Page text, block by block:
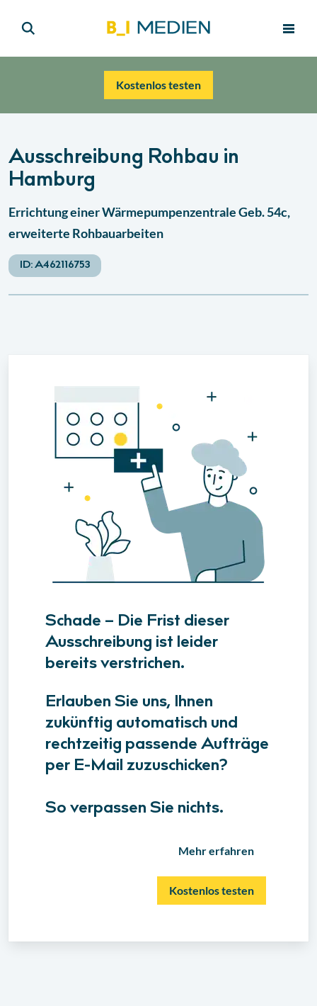
Kostenlos testen
Ausschreibung Rohbau in
Hamburg
Errichtung einer Wärmepumpenzentrale Geb. 54c,
erweiterte Rohbauarbeiten
ID:A462116753
Schade – Die Frist dieser
Ausschreibung ist leider
bereits verstrichen.
Erlauben Sie uns, Ihnen
zukünftig automatisch und
rechtzeitig passende Aufträge
per E-Mail zuzuschicken?
So verpassen Sie nichts.
Mehr erfahren
Kostenlos testen